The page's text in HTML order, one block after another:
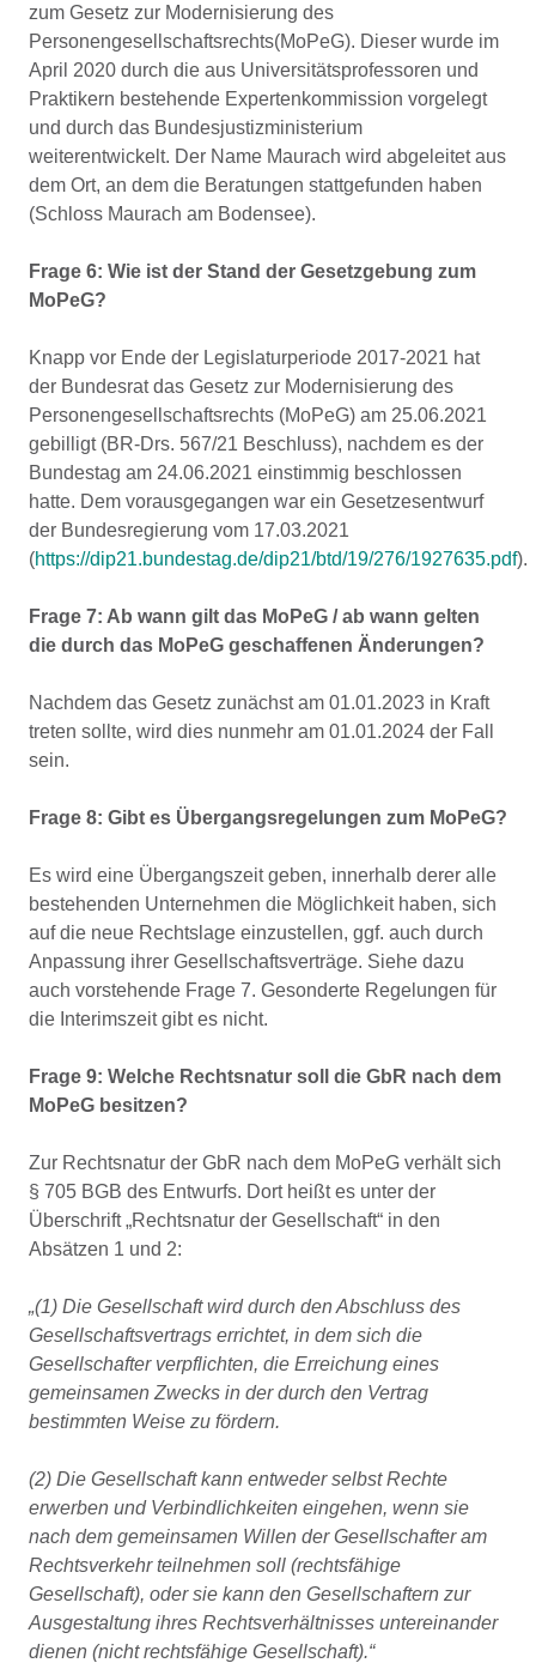
zum Gesetz zur Modernisierung des
Personengesellschaftsrechts(MoPeG). Dieser wurde im
April 2020 durch die aus Universitätsprofessoren und
Praktikern bestehende Expertenkommission vorgelegt
und durch das Bundesjustizministerium
weiterentwickelt. Der Name Maurach wird abgeleitet aus
dem Ort, an dem die Beratungen stattgefunden haben
(Schloss Maurach am Bodensee).
Frage 6: Wie ist der Stand der Gesetzgebung zum
MoPeG?
Knapp vor Ende der Legislaturperiode 2017-2021 hat
der Bundesrat das Gesetz zur Modernisierung des
Personengesellschaftsrechts (MoPeG) am 25.06.2021
gebilligt (BR-Drs. 567/21 Beschluss), nachdem es der
Bundestag am 24.06.2021 einstimmig beschlossen
hatte. Dem vorausgegangen war ein Gesetzesentwurf
der Bundesregierung vom 17.03.2021
(https://dip21.bundestag.de/dip21/btd/19/276/1927635.pdf).
Frage 7: Ab wann gilt das MoPeG / ab wann gelten
die durch das MoPeG geschaffenen Änderungen?
Nachdem das Gesetz zunächst am 01.01.2023 in Kraft
treten sollte, wird dies nunmehr am 01.01.2024 der Fall
sein.
Frage 8: Gibt es Übergangsregelungen zum MoPeG?
Es wird eine Übergangszeit geben, innerhalb derer alle
bestehenden Unternehmen die Möglichkeit haben, sich
auf die neue Rechtslage einzustellen, ggf. auch durch
Anpassung ihrer Gesellschaftsverträge. Siehe dazu
auch vorstehende Frage 7. Gesonderte Regelungen für
die Interimszeit gibt es nicht.
Frage 9: Welche Rechtsnatur soll die GbR nach dem
MoPeG besitzen?
Zur Rechtsnatur der GbR nach dem MoPeG verhält sich
§ 705 BGB des Entwurfs. Dort heißt es unter der
Überschrift „Rechtsnatur der Gesellschaft“ in den
Absätzen 1 und 2:
„(1) Die Gesellschaft wird durch den Abschluss des
Gesellschaftsvertrags errichtet, in dem sich die
Gesellschafter verpflichten, die Erreichung eines
gemeinsamen Zwecks in der durch den Vertrag
bestimmten Weise zu fördern.
(2) Die Gesellschaft kann entweder selbst Rechte
erwerben und Verbindlichkeiten eingehen, wenn sie
nach dem gemeinsamen Willen der Gesellschafter am
Rechtsverkehr teilnehmen soll (rechtsfähige
Gesellschaft), oder sie kann den Gesellschaftern zur
Ausgestaltung ihres Rechtsverhältnisses untereinander
dienen (nicht rechtsfähige Gesellschaft).“